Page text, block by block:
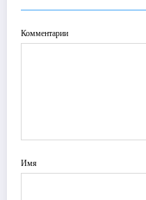
Комментарии
Имя